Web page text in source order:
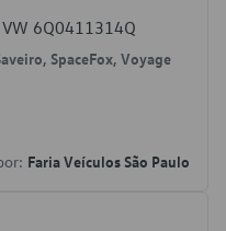
6Q0411314Q
SpaceFox, Voyage
Faria Veículos São Paulo